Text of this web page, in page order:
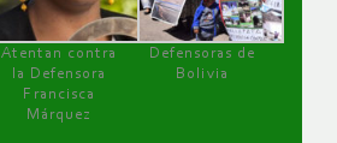
Atentan contra
la Defensora
Francisca
Márquez
Defensoras de
Bolivia